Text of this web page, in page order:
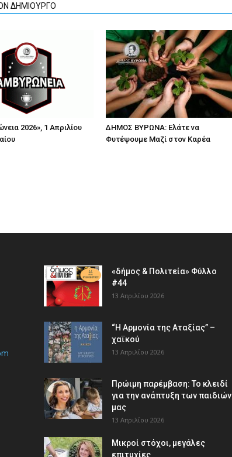
ΔΗΜΙΟΥΡΓΟ
2026», 1 Απριλίου
ΔΗΜΟΣ ΒΥΡΩΝΑ: Ελάτε να
Φυτέψουμε Μαζί στον Καρέα
«δήμος & Πολιτεία» Φύλλο
#44
13 Απριλίου 2026
“Η Αρμονία της Αταξίας” –
χαϊκού
13 Απριλίου 2026
Πρώιμη παρέμβαση: Το κλειδί
για την ανάπτυξη των παιδιών
µας
13 Απριλίου 2026
Μικροί στόχοι, μεγάλες
επιτυχίες